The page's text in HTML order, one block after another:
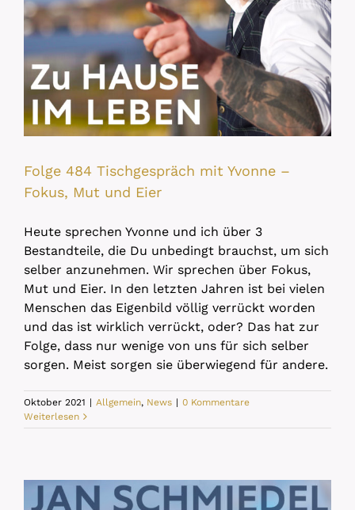
Folge 484 Tischgespräch mit Yvonne –
Fokus, Mut und Eier
Heute sprechen Yvonne und ich über 3
Bestandteile, die Du unbedingt brauchst, um sich
selber anzunehmen. Wir sprechen über Fokus,
Mut und Eier. In den letzten Jahren ist bei vielen
Menschen das Eigenbild völlig verrückt worden
und das ist wirklich verrückt, oder? Das hat zur
Folge, dass nur wenige von uns für sich selber
sorgen. Meist sorgen sie überwiegend für andere.
Oktober 2021 | Allgemein, News | 0 Kommentare
Weiterlesen